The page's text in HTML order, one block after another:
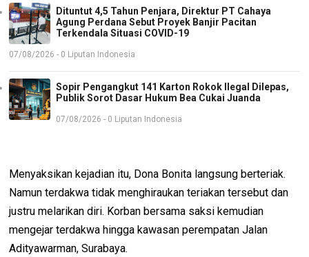
Dituntut 4,5 Tahun Penjara, Direktur PT Cahaya
Agung Perdana Sebut Proyek Banjir Pacitan
Terkendala Situasi COVID-19
07/08/2026 - 0 Liputan Indonesia
Sopir Pengangkut 141 Karton Rokok Ilegal Dilepas,
Publik Sorot Dasar Hukum Bea Cukai Juanda
07/08/2026 - 0 Liputan Indonesia
Menyaksikan kejadian itu, Dona Bonita langsung berteriak.
Namun terdakwa tidak menghiraukan teriakan tersebut dan
justru melarikan diri. Korban bersama saksi kemudian
mengejar terdakwa hingga kawasan perempatan Jalan
Adityawarman, Surabaya.